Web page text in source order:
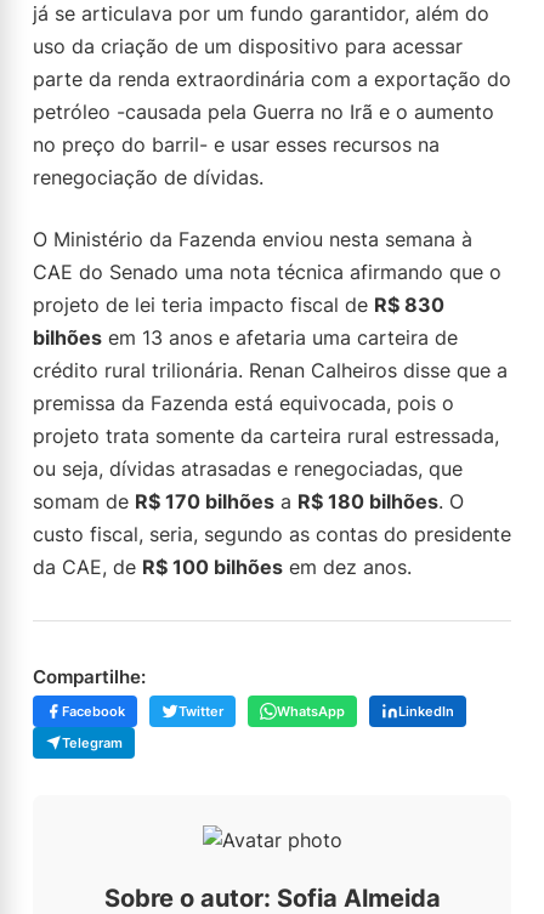
já se articulava por um fundo garantidor, além do
uso da criação de um dispositivo para acessar
parte da renda extraordinária com a exportação do
petróleo -causada pela Guerra no Irã e o aumento
no preço do barril- e usar esses recursos na
renegociação de dívidas.
O Ministério da Fazenda enviou nesta semana à
CAE do Senado uma nota técnica afirmando que o
projeto de lei teria impacto fiscal de R$ 830
bilhões em 13 anos e afetaria uma carteira de
crédito rural trilionária. Renan Calheiros disse que a
premissa da Fazenda está equivocada, pois o
projeto trata somente da carteira rural estressada,
ou seja, dívidas atrasadas e renegociadas, que
somam de R$ 170 bilhões a R$ 180 bilhões. O
custo fiscal, seria, segundo as contas do presidente
da CAE, de R$ 100 bilhões em dez anos.
Compartilhe:
Facebook Twitter WhatsApp
LinkedIn
Telegram
Sobre o autor: Sofia Almeida